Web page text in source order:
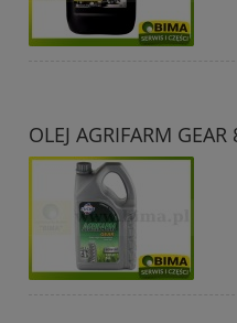
OLEJ AGRIFARM